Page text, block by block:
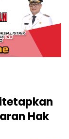
Hak